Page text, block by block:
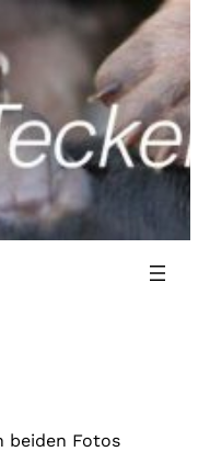
beiden Fotos